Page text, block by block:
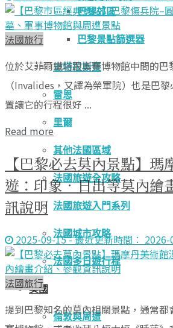
巴黎郊區
巴黎景點篩選器
史特拉斯堡
雷恩
里爾
其他法國區域
法國旅遊全攻略
法國旅遊入門系列
法國城市攻略
法國多日遊行程
英國
倫敦與周遭
法國旅行
位於艾菲爾鐵塔跟奧賽博物館中間的巴
（Invalides，又譯為榮軍院）也是巴
置讓它的行程很好 ...
Read more
【巴黎必去莫內景點】瑪
遊：印象．日出等莫內繪
訊說明
2025-09-15 - 最近更新時間：
法國旅行
提到巴黎知名的莫內相關景點，通常